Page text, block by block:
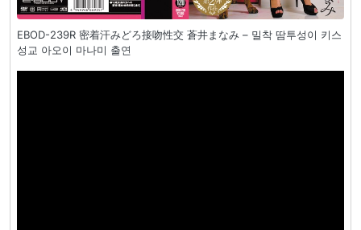
EBOD-239R 密着汗みどろ接吻性交 蒼井まなみ – 밀착 땀투성이 키스
성교 아오이 마나미 출연